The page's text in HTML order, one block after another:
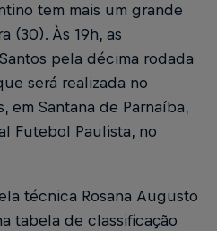
tem mais um grande
(30). Às 19h, as
pela décima rodada
será realizada no
em Santana de Parnaíba,
Futebol Paulista, no
técnica Rosana Augusto
tabela de classificação